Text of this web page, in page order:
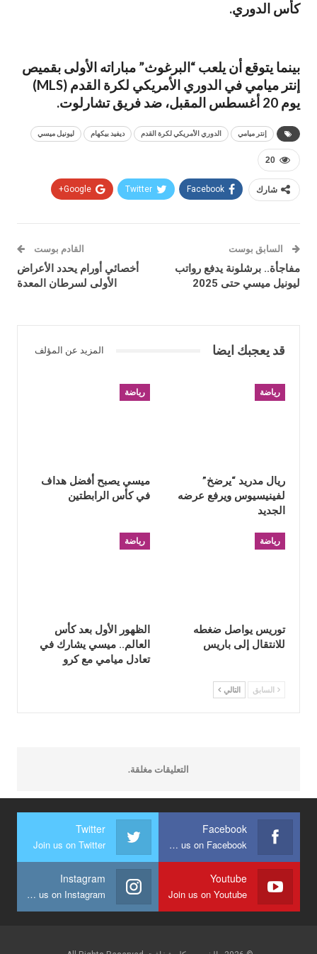
كأس الدوري.
بينما يتوقع أن يلعب “البرغوث” مباراته الأولى بقميص
إنتر ميامي في الدوري الأمريكي لكرة القدم (MLS)
يوم 20 أغسطس المقبل، ضد فريق تشارلوت.
إنتر ميامي الدوري الأمريكي لكرة القدم ديفيد بيكهام ليونيل ميسي
20
شارك Facebook
Twitter
Google+
السابق بوست
مفاجأة.. برشلونة يدفع رواتب
ليونيل ميسي حتى 2025
القادم بوست
أخصائي أورام يحدد الأعراض
الأولى لسرطان المعدة
قد يعجبك ايضا المزيد عن المؤلف
رياضة
ريال مدريد “يرضخ”
لفينيسيوس ويرفع عرضه
الجديد
رياضة
ميسي يصبح أفضل هداف
في كأس الرابطتين
رياضة
توريس يواصل ضغطه
للانتقال إلى باريس
رياضة
الظهور الأول بعد كأس
العالم.. ميسي يشارك في
تعادل ميامي مع كرو
السابق التالي
التعليقات مغلقة.
Facebook
Join us on Facebook
Twitter
Join us on Twitter
Youtube
Join us on Youtube
Instagram
Join us on Instagram